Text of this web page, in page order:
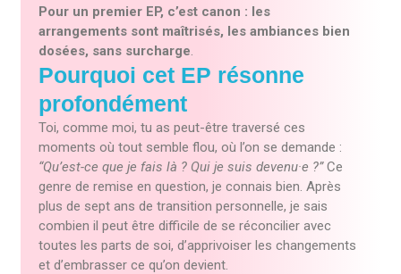
Pour un premier EP, c’est canon : les
arrangements sont maîtrisés, les ambiances bien
dosées, sans surcharge.
Pourquoi cet EP résonne
profondément
Toi, comme moi, tu as peut-être traversé ces
moments où tout semble flou, où l’on se demande :
“Qu’est-ce que je fais là ? Qui je suis devenu·e ?”Ce
genre de remise en question, je connais bien. Après
plus de sept ans de transition personnelle, je sais
combien il peut être difficile de se réconcilier avec
toutes les parts de soi, d’apprivoiser les changements
et d’embrasser ce qu’on devient.